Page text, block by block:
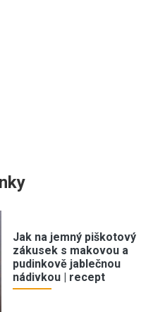
Jak na jemný piškotový
zákusek s makovou a
pudinkově jablečnou
nádivkou | recept